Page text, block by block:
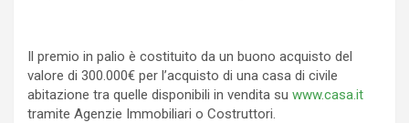
Il premio in palio è costituito da un buono acquisto del
valore di 300.000€ per l’acquisto di una casa di civile
abitazione tra quelle disponibili in vendita su www.casa.it
tramite Agenzie Immobiliari o Costruttori.